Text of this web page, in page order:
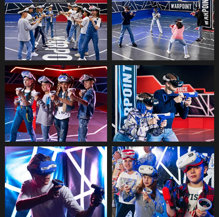
warpoint.bcn@gmail.com
Barcelona, Carrer Consell de Cent
549
Mi-Vi: 16:00 - 21:00
Sa-Do: 11:00 - 21:00
+34613935174